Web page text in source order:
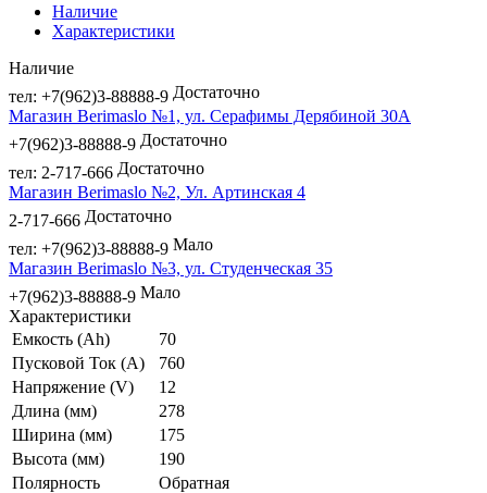
Наличие
Характеристики
Наличие
тел: +7(962)3-88888-9 Достаточно
Магазин Berimaslo №1, ул. Серафимы Дерябиной 30А
+7(962)3-88888-9 Достаточно
тел: 2-717-666 Достаточно
Магазин Berimaslo №2, Ул. Артинская 4
2-717-666 Достаточно
тел: +7(962)3-88888-9 Мало
Магазин Berimaslo №3, ул. Студенческая 35
+7(962)3-88888-9 Мало
Характеристики
Емкость (Ah)
70
Пусковой Ток (A)
760
Напряжение (V)
12
Длина (мм)
278
Ширина (мм)
175
Высота (мм)
190
Полярность
Обратная